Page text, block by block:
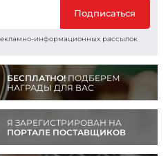
Подписаться
информационных рассылок
БЕСПЛАТНО!ПОДБЕРЕМ
НАГРАДЫ ДЛЯ ВАС
Я ЗАРЕГИСТРИРОВАН НА
ПОРТАЛЕ ПОСТАВЩИКОВ